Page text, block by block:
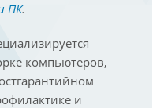
ПК.
компьютеров,
и